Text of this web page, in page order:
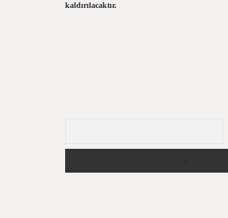
kaldırılacaktır.